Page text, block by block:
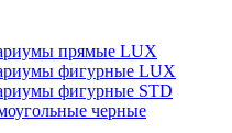
прямые LUX
фигурные LUX
фигурные STD
черные